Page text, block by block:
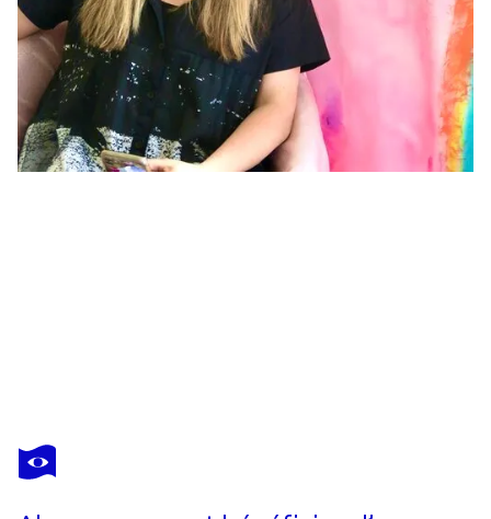
ANNE-
SOPHIE